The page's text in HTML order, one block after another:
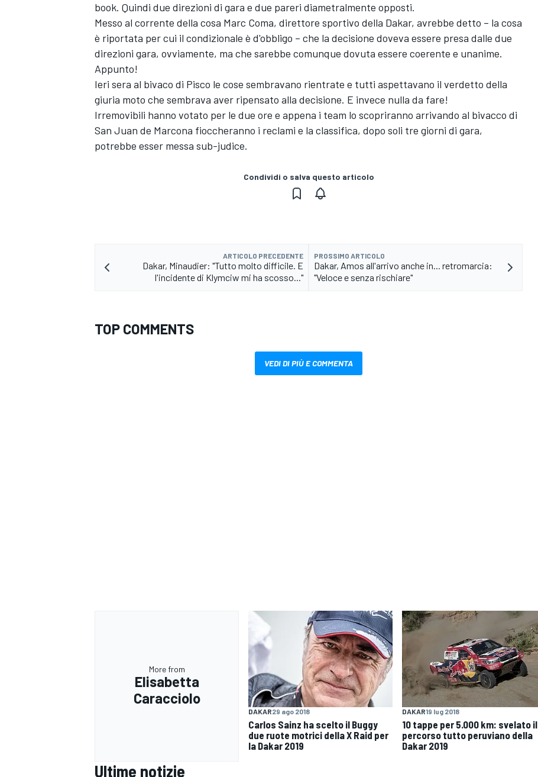
book. Quindi due direzioni di gara e due pareri diametralmente opposti.
Messo al corrente della cosa Marc Coma, direttore sportivo della Dakar, avrebbe detto – la cosa
è riportata per cui il condizionale è d'obbligo – che la decisione doveva essere presa dalle due
direzioni gara, ovviamente, ma che sarebbe comunque dovuta essere coerente e unanime.
Appunto!
Ieri sera al bivaco di Pisco le cose sembravano rientrate e tutti aspettavano il verdetto della
giuria moto che sembrava aver ripensato alla decisione. E invece nulla da fare!
Irremovibili hanno votato per le due ore e appena i team lo scopriranno arrivando al bivacco di
San Juan de Marcona fioccheranno i reclami e la classifica, dopo soli tre giorni di gara,
potrebbe esser messa sub-judice.
Condividi o salva questo articolo
ARTICOLO PRECEDENTE
Dakar, Minaudier: "Tutto molto difficile. E
l'incidente di Klymciw mi ha scosso..."
PROSSIMO ARTICOLO
Dakar, Amos all'arrivo anche in... retromarcia:
"Veloce e senza rischiare"
TOP COMMENTS
VEDI DI PIÙ E COMMENTA
More from
Elisabetta
Caracciolo
DAKAR29 ago 2018
Carlos Sainz ha scelto il Buggy
due ruote motrici della X Raid per
la Dakar 2019
DAKAR19 lug 2018
10 tappe per 5.000 km: svelato il
percorso tutto peruviano della
Dakar 2019
Ultime notizie